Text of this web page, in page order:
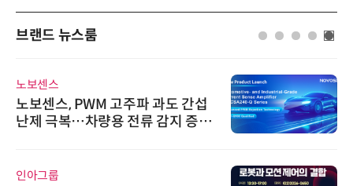
브랜드 뉴스룸
노보센스
노보센스, PWM 고주파 과도 간섭
난제 극복…차량용 전류 감지 증폭
인아그룹